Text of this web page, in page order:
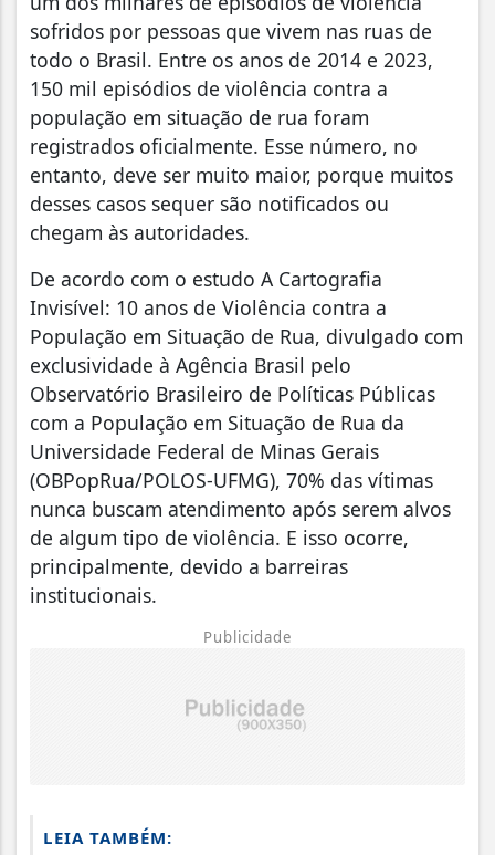
sofridos por pessoas que vivem nas ruas de
todo o Brasil. Entre os anos de 2014 e 2023,
150 mil episódios de violência contra a
população em situação de rua foram
registrados oficialmente. Esse número, no
entanto, deve ser muito maior, porque muitos
desses casos sequer são notificados ou
chegam às autoridades.
De acordo com o estudo A Cartografia
Invisível: 10 anos de Violência contra a
População em Situação de Rua, divulgado com
exclusividade à Agência Brasil pelo
Observatório Brasileiro de Políticas Públicas
com a População em Situação de Rua da
Universidade Federal de Minas Gerais
(OBPopRua/POLOS-UFMG), 70% das vítimas
nunca buscam atendimento após serem alvos
de algum tipo de violência. E isso ocorre,
principalmente, devido a barreiras
institucionais.
Publicidade
LEIA TAMBÉM: